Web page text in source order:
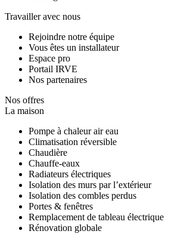
Travailler avec nous
Rejoindre notre équipe
Vous êtes un installateur
Espace pro
Portail IRVE
Nos partenaires
Nos offres
La maison
Pompe à chaleur air eau
Climatisation réversible
Chaudière
Chauffe-eaux
Radiateurs électriques
Isolation des murs par l’extérieur
Isolation des combles perdus
Portes & fenêtres
Remplacement de tableau électrique
Rénovation globale